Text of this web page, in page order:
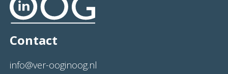
Contact
info@ver-ooginoog.nl